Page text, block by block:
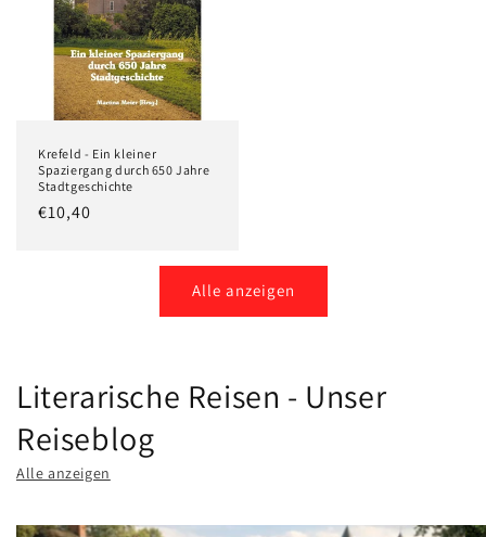
Krefeld - Ein kleiner
Spaziergang durch 650 Jahre
Stadtgeschichte
Normaler
€10,40
Alle anzeigen
Literarische Reisen - Unser
Reiseblog
Alle anzeigen